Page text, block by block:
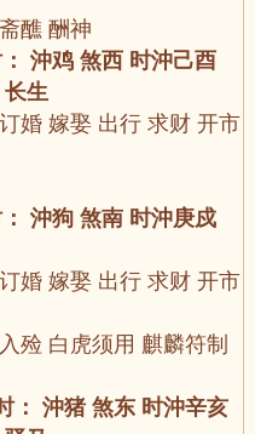
醮 酬神
沖鸡 煞西 时沖己酉
长生
婚 嫁娶 出行 求财 开市
沖狗 煞南 时沖庚戍
婚 嫁娶 出行 求财 开市
殓 白虎须用 麒麟符制
： 沖猪 煞东 时沖辛亥